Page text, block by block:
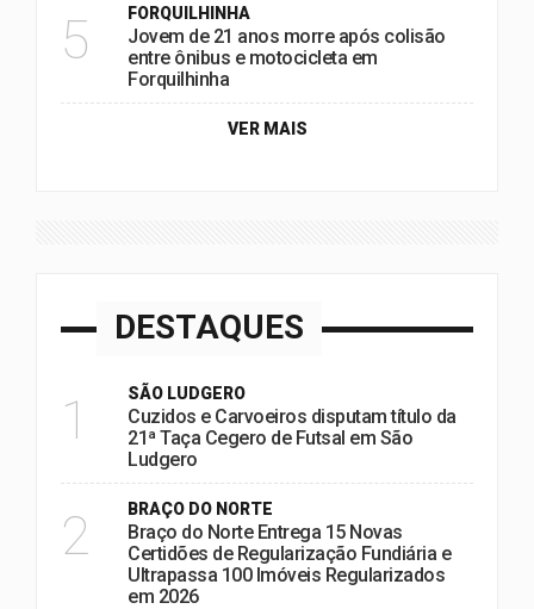
5 FORQUILHINHA
Jovem de 21 anos morre após colisão
entre ônibus e motocicleta em
Forquilhinha
VER MAIS
DESTAQUES
1 SÃO LUDGERO
Cuzidos e Carvoeiros disputam título da
21ª Taça Cegero de Futsal em São
Ludgero
2 BRAÇO DO NORTE
Braço do Norte Entrega 15 Novas
Certidões de Regularização Fundiária e
Ultrapassa 100 Imóveis Regularizados
em 2026